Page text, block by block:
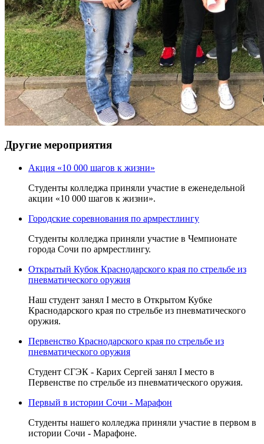
Другие мероприятия
Акция «10 000 шагов к жизни»
Студенты колледжа приняли участие в еженедельной
акции «10 000 шагов к жизни».
Городские соревнования по армрестлингу
Студенты колледжа приняли участие в Чемпионате
города Сочи по армрестлингу.
Открытый Кубок Краснодарского края по стрельбе из
пневматического оружия
Наш студент занял I место в Открытом Кубке
Краснодарского края по стрельбе из пневматического
оружия.
Первенство Краснодарского края по стрельбе из
пневматического оружия
Студент СГЭК - Карих Сергей занял I место в
Первенстве по стрельбе из пневматического оружия.
Первый в истории Сочи - Марафон
Студенты нашего колледжа приняли участие в первом в
истории Сочи - Марафоне.